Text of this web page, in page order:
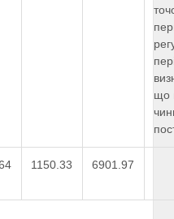
що
1150.33 6901.97